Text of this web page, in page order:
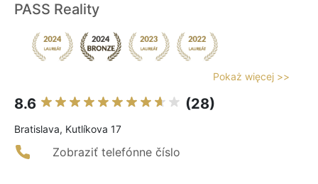
PASS Reality
Pokaż więcej >>
8.6 (28)
Bratislava, Kutlíkova 17
Zobraziť telefónne číslo